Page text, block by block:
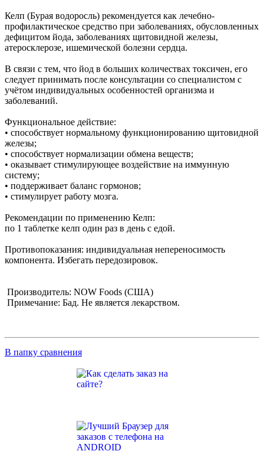
Келп (Бурая водоросль) рекомендуется как лечебно-
профилактическое средство при заболеваниях, обусловленных
дефицитом йода, заболеваниях щитовидной железы,
атеросклерозе, ишемической болезни сердца.
В связи с тем, что йод в больших количествах токсичен, его
следует принимать после консультации со специалистом с
учётом индивидуальных особенностей организма и
заболеваний.
Функциональное действие:
• способствует нормальному функционированию щитовидной
железы;
• способствует нормализации обмена веществ;
• оказывает стимулирующее воздействие на иммунную
систему;
• поддерживает баланс гормонов;
• стимулирует работу мозга.
Рекомендации по применению Келп:
по 1 таблетке келп один раз в день с едой.
Противопоказания: индивидуальная непереносимость
компонента. Избегать передозировок.
Производитель: NOW Foods (США)
Примечание: Бад. Не является лекарством.
В папку сравнения